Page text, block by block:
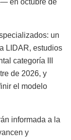
un
LIDAR, estudios
categoría III
de 2026, y
el modelo
informada a la
y